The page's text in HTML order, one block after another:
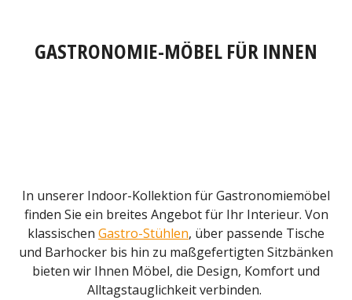
GASTRONOMIE-MÖBEL FÜR INNEN
In unserer Indoor-Kollektion für Gastronomiemöbel
finden Sie ein breites Angebot für Ihr Interieur. Von
klassischen Gastro-Stühlen, über passende Tische
und Barhocker bis hin zu maßgefertigten Sitzbänken
bieten wir Ihnen Möbel, die Design, Komfort und
Alltagstauglichkeit verbinden.